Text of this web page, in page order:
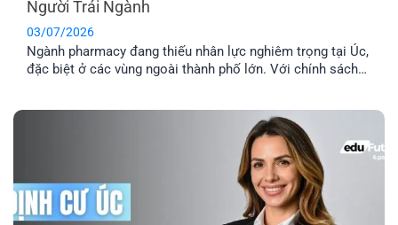
Người Trái Ngành
03/07/2026
Ngành pharmacy đang thiếu nhân lực nghiêm trọng tại Úc,
đặc biệt ở các vùng ngoài thành phố lớn. Với chính sách
đang học ngành Dược, người trái ngành hoặc chưa [...]